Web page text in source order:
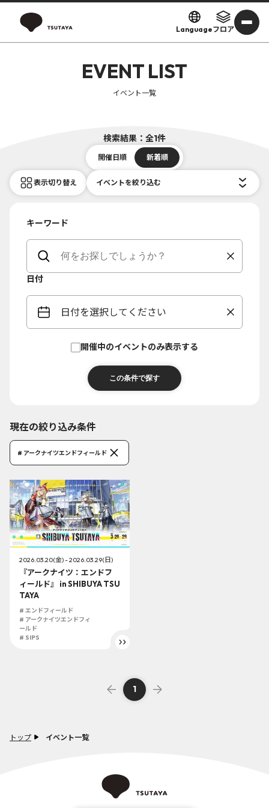
Languageフロア
トップ イベント一覧
EVENT LIST
イベント一覧
検索結果：全1件
開催日順 新着順
表示切り替え イベントを絞り込む
キーワード
日付
日付を選択してください
開催中のイベントのみ表示する
現在の絞り込み条件
# アークナイツエンドフィールド
2026.03.20(金) - 2026.03.29(日)
『アークナイツ：エンドフ
ィールド』 in SHIBUYA TSU
TAYA
# エンドフィールド
# アークナイツエンドフィ
ールド
# SIPS
1